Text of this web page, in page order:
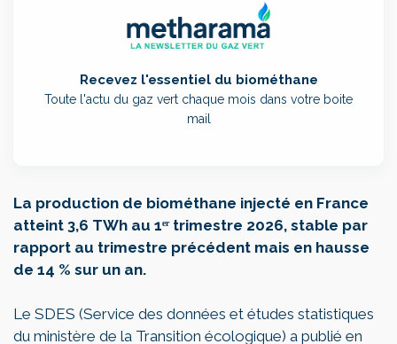
Recevez l'essentiel du biométhane
Toute l'actu du gaz vert chaque mois dans votre boite
mail
La production de biométhane injecté en France
atteint 3,6 TWh au 1ᵉʳ trimestre 2026, stable par
rapport au trimestre précédent mais en hausse
de 14 % sur un an.
Le SDES (Service des données et études statistiques
du ministère de la Transition écologique) a publié en